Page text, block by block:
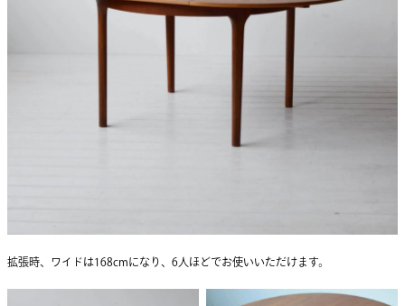
拡張時、ワイドは168cmになり、6人ほどでお使いいただけます。